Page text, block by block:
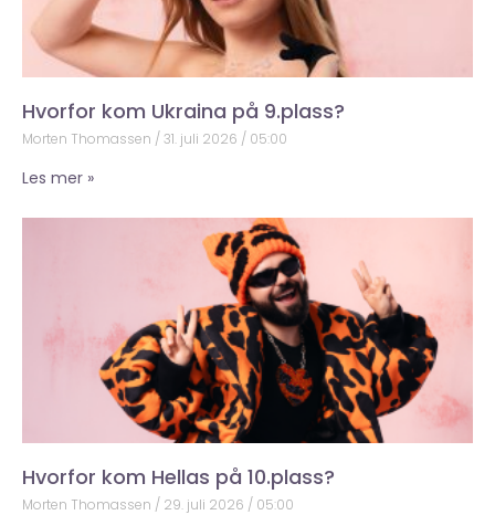
Hvorfor kom Ukraina på 9.plass?
Morten Thomassen 31. juli 2026 05:00
Les mer »
Hvorfor kom Hellas på 10.plass?
Morten Thomassen 29. juli 2026 05:00